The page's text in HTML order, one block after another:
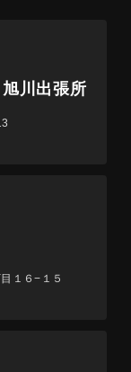
川出張所
１６−１５